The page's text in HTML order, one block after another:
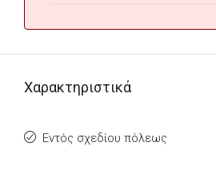
Χαρακτηριστικά
Εντός σχεδίου πόλεως